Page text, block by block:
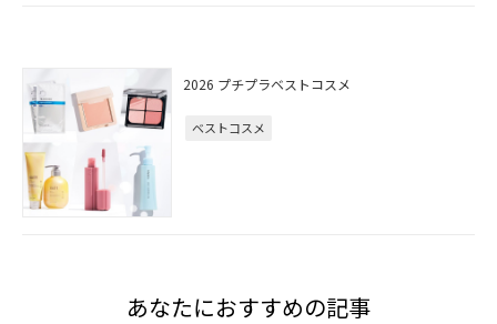
2026 プチプラベストコスメ
ベストコスメ
あなたにおすすめの記事